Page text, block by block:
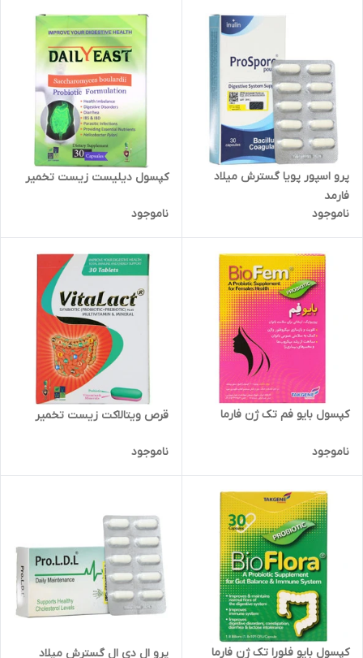
پرو اسپور پویا گسترش میلاد
فارمد
ناموجود
کپسول دیلیست زیست تخمیر
ناموجود
کپسول بایو فم تک ژن فارما
ناموجود
قرص ویتالاکت زیست تخمیر
ناموجود
کپسول بایو فلورا تک ژن فارما
پرو ال دی ال گسترش میلاد